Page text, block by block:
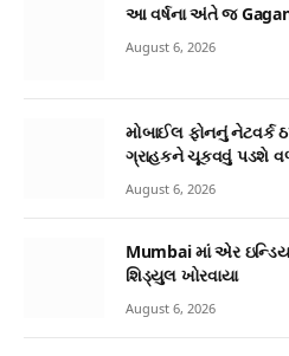
આ વર્ષના અંતે જ
August 6, 2026
મોબાઈલ ફોનનું
ગ્રાહકને ચૂકવવું પડશે
August 6, 2026
Mumbai માં એર
શિડ્યુલ ખોરવાયા
August 6, 2026